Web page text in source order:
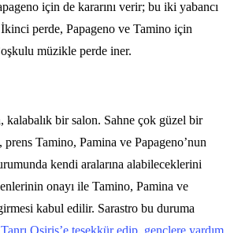
için de kararını verir; bu iki yabancı
perde, Papageno ve Tamino için
müzikle perde iner.
kalabalık bir salon. Sahne çok güzel bir
prens Tamino, Pamina ve Papageno’nun
kendi aralarına alabileceklerini
onayı ile Tamino, Pamina ve
kabul edilir. Sarastro bu duruma
Osiris’e teşekkür edip, gençlere yardım